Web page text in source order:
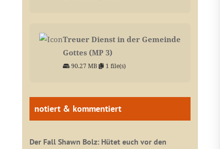
Treuer Dienst in der Gemeinde
Gottes (MP 3)
90.27 MB 1 file(s)
notiert & kommentiert
Der Fall Shawn Bolz: Hütet euch vor den